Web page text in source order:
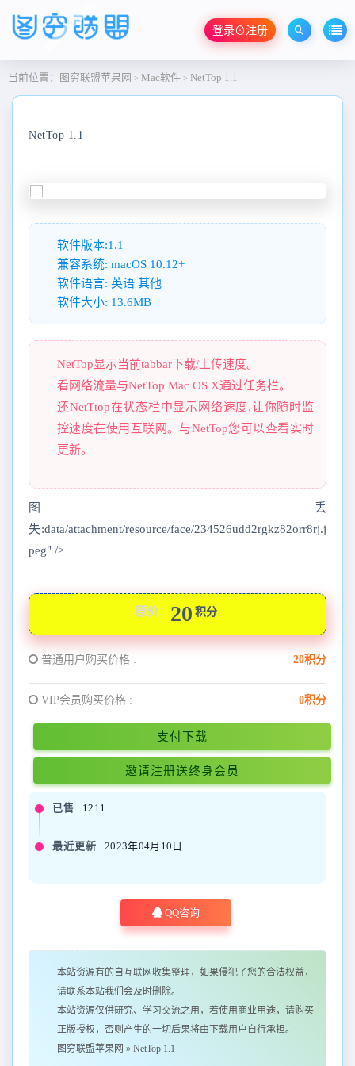
登录⊙注册
当前位置： 图穷联盟苹果网 > Mac软件 > NetTop 1.1
NetTop 1.1
软件版本:1.1
兼容系统: macOS 10.12+
软件语言: 英语 其他
软件大小: 13.6MB
NetTop显示当前tabbar下载/上传速度。
看网络流量与NetTop Mac OS X通过任务栏。
还NetTtop在状态栏中显示网络速度,让你随时监
控速度在使用互联网。与NetTop您可以查看实时
更新。
图丢
失:data/attachment/resource/face/234526udd2rgkz82orr8rj.j
peg" />
原价： 20 积分
普通用户购买价格 : 20积分
VIP会员购买价格 : 0积分
支付下载
邀请注册送终身会员
已售 1211
最近更新 2023年04月10日
QQ咨询
本站资源有的自互联网收集整理，如果侵犯了您的合法权益，
请联系本站我们会及时删除。
本站资源仅供研究、学习交流之用，若使用商业用途，请购买
正版授权，否则产生的一切后果将由下载用户自行承担。
图穷联盟苹果网 » NetTop 1.1